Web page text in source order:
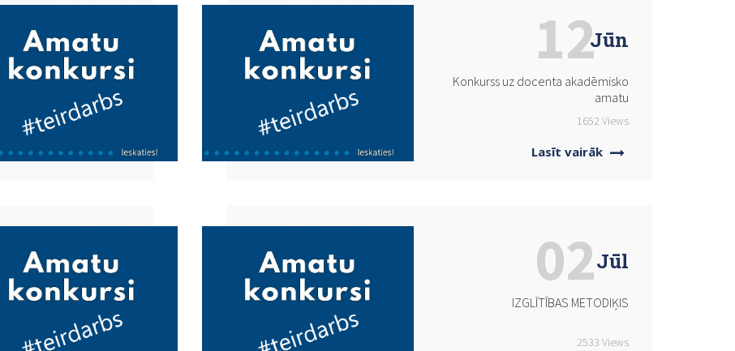
Jūn
Konkurss uz docenta akadēmisko
amatu
1652 Views
Lasīt vairāk
12
Jūl
IZGLĪTĪBAS METODIĶIS
2533 Views
02